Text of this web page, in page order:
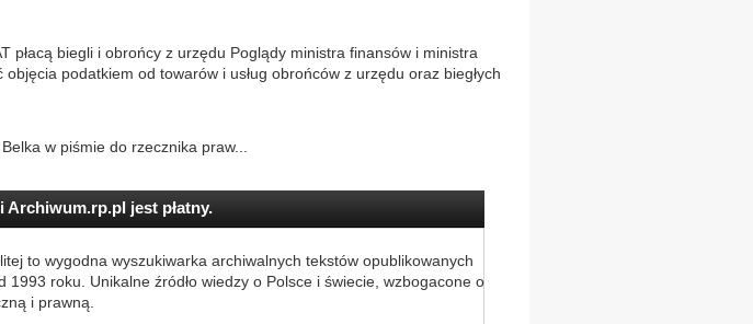
płacą biegli i obrońcy z urzędu Poglądy ministra finansów i ministra
podatkiem od towarów i usług obrońców z urzędu oraz biegłych
w piśmie do rzecznika praw...
Archiwum.rp.pl jest płatny.
to wygodna wyszukiwarka archiwalnych tekstów opublikowanych
1993 roku. Unikalne źródło wiedzy o Polsce i świecie, wzbogacone o
i prawną.